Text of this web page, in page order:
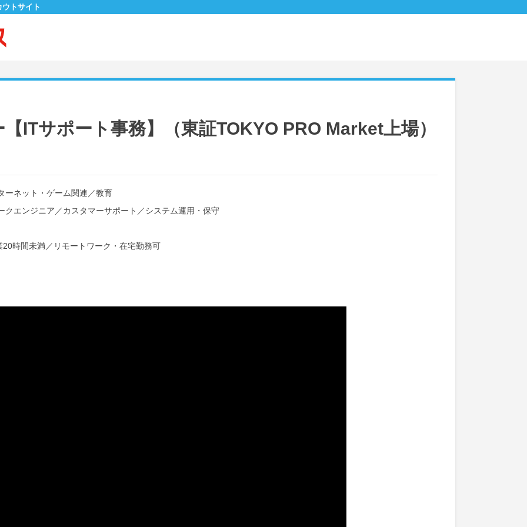
トサイト
ITサポート事務】（東証TOKYO PRO Market上場）
ーネット・ゲーム関連 ／教育
クエンジニア ／カスタマーサポート ／システム運用・保守
20時間未満／ リモートワーク・在宅勤務可